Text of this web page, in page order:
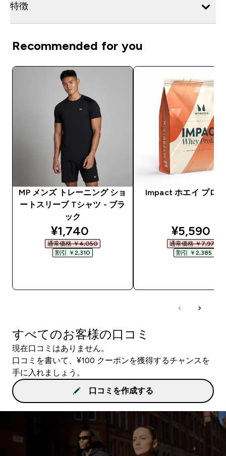
特徴
Recommended for you
MP メンズ トレーニング ショ
ートスリーブ Tシャツ - ブラ
ック
discounted price
¥1,740‎
通常価格 ￥4,050‎
割引 ￥2,310‎
Impact ホエイ プロ
¥5,590‎
通常価格 ￥7,975‎
割引 ￥2,385‎
すべてのお客様の口コミ
現在口コミはありません。
口コミを書いて、¥100 クーポンを獲得するチャンスを
手に入れましょう。
口コミを作成する